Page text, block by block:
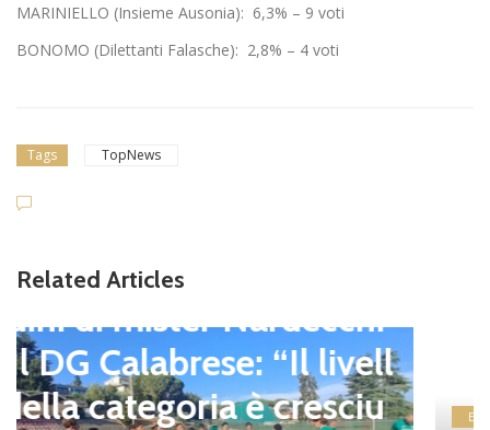
MARINIELLO (Insieme Ausonia): 6,3% – 9 voti
BONOMO (Dilettanti Falasche): 2,8% – 4 voti
Tags TopNews
Related Articles
Eccellenza